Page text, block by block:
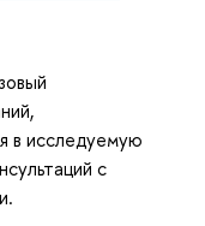
в исследуемую
с